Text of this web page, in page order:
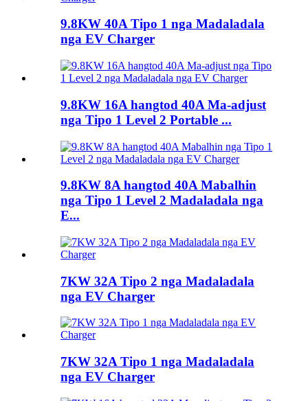
9.8KW 40A Tipo 1 nga Madaladala
nga EV Charger
9.8KW 16A hangtod 40A Ma-adjust
nga Tipo 1 Level 2 Portable ...
9.8KW 8A hangtod 40A Mabalhin
nga Tipo 1 Level 2 Madaladala nga
E...
7KW 32A Tipo 2 nga Madaladala
nga EV Charger
7KW 32A Tipo 1 nga Madaladala
nga EV Charger